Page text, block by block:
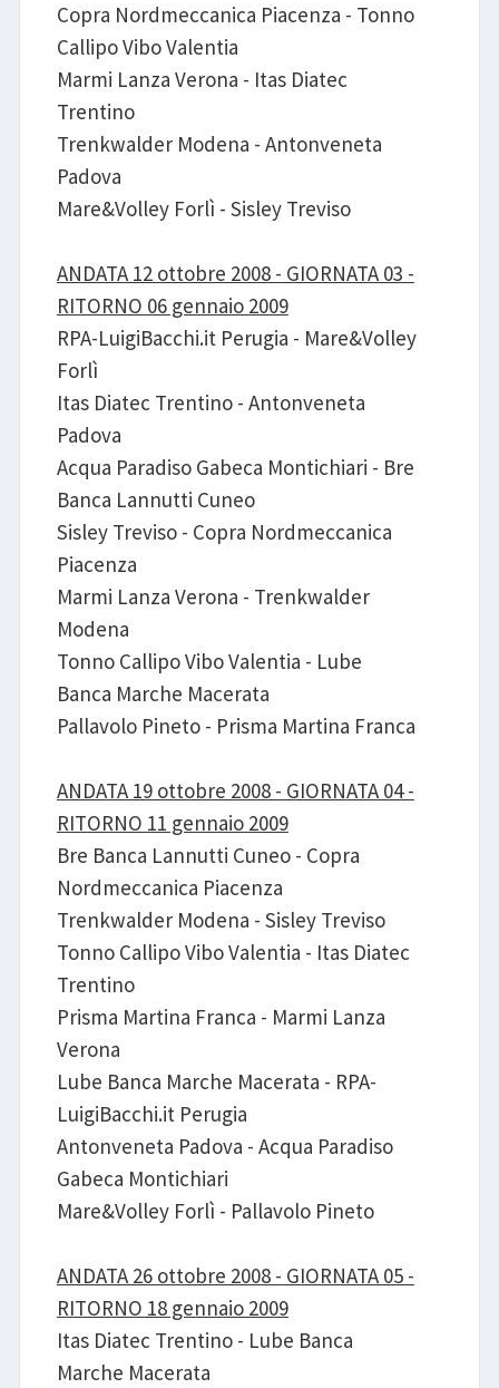
Copra Nordmeccanica Piacenza - Tonno
Callipo Vibo Valentia
Marmi Lanza Verona - Itas Diatec
Trentino
Trenkwalder Modena - Antonveneta
Padova
Mare&Volley Forlì - Sisley Treviso
ANDATA 12 ottobre 2008 - GIORNATA 03 -
RITORNO 06 gennaio 2009
RPA-LuigiBacchi.it Perugia - Mare&Volley
Forlì
Itas Diatec Trentino - Antonveneta
Padova
Acqua Paradiso Gabeca Montichiari - Bre
Banca Lannutti Cuneo
Sisley Treviso - Copra Nordmeccanica
Piacenza
Marmi Lanza Verona - Trenkwalder
Modena
Tonno Callipo Vibo Valentia - Lube
Banca Marche Macerata
Pallavolo Pineto - Prisma Martina Franca
ANDATA 19 ottobre 2008 - GIORNATA 04 -
RITORNO 11 gennaio 2009
Bre Banca Lannutti Cuneo - Copra
Nordmeccanica Piacenza
Trenkwalder Modena - Sisley Treviso
Tonno Callipo Vibo Valentia - Itas Diatec
Trentino
Prisma Martina Franca - Marmi Lanza
Verona
Lube Banca Marche Macerata - RPA-
LuigiBacchi.it Perugia
Antonveneta Padova - Acqua Paradiso
Gabeca Montichiari
Mare&Volley Forlì - Pallavolo Pineto
ANDATA 26 ottobre 2008 - GIORNATA 05 -
RITORNO 18 gennaio 2009
Itas Diatec Trentino - Lube Banca
Marche Macerata